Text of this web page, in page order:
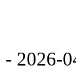
- 2026-